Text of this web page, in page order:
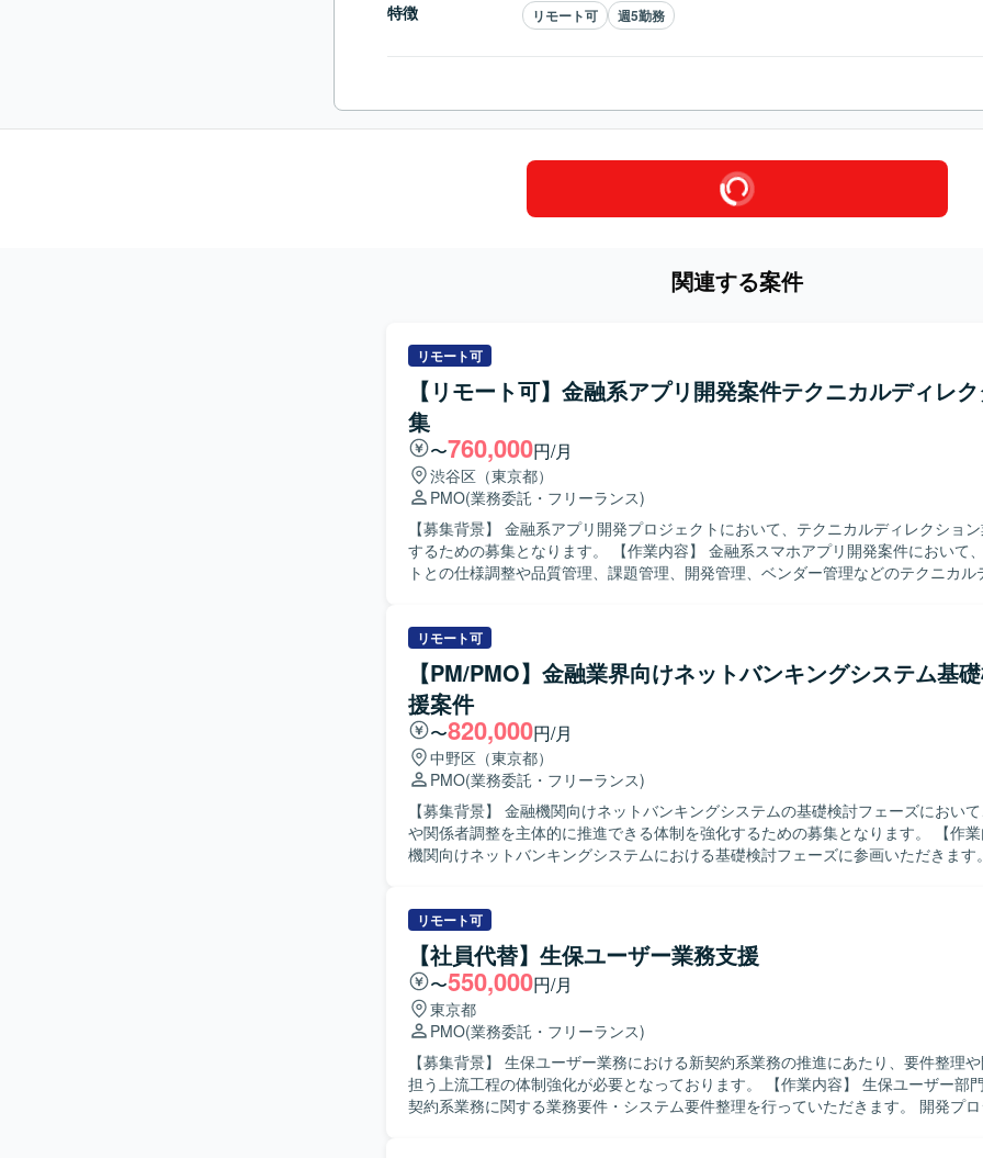
特徴 リモート可 週5勤務
関連する案件
リモート可
【リモート可】金融系アプリ開発案件テクニカルディレ
集
〜760,000円/月
渋谷区（東京都）
PMO(業務委託・フリーランス)
【募集背景】 金融系アプリ開発プロジェクトにおいて、テクニカルディレクショ
するための募集となります。 【作業内容】 金融系スマホアプリ開発案件において、クライアン
トとの仕様調整や品質管理、課題管理、開発管理、ベンダー管理などのテクニカル
ミュニケーションを取りながら、複数の関係者を巻き込みプロジェクトを推進でき
ています。スマホアプリ開発の工程やリリースフローへの理解があり、課題発見か
主体的に動ける方が望ましいです。 【ポジションの魅力】 金融系という高い品質が求められる
領域で、スマホアプリ開発プロジェクトの上流工程から関わることができます。テ
ィレクターとして、仕様調整からベンダーコントロールまで一貫して携わることで
ントおよびテクニカル両面の経験を積むことができます。 【開発環境】 金融系スマホアプリ開
発プロジェクトにおける開発標準やドキュメント整備が行われている環境となりま
リモート可
【PM/PMO】金融業界向けネットバンキングシステム基
援案件
〜820,000円/月
中野区（東京都）
PMO(業務委託・フリーランス)
【募集背景】 金融機関向けネットバンキングシステムの基礎検討フェーズにおい
や関係者調整を主体的に推進できる体制を強化するための募集となります。 【作業内容】 金融
機関向けネットバンキングシステムにおける基礎検討フェーズに参画いただきます
部署との合意形成支援など、上流工程全般をリードしていただきます。 【求める人物像】 関係
者と円滑にコミュニケーションを取りながら、主体的に検討をリードしていただけ
ております。金融業界の業務知見を活かしつつ、論点整理や資料作成を通じて、構
を捉えられる方が望ましいです。また、自立して業務を推進しつつ、チームメンバ
クホルダーと協調してプロジェクトを前進させられる方を歓迎いたします。 【ポジションの魅
力】 金融業界向けの大規模システムにおいて、基礎検討から携わることができ、
要件整理や企画検討の経験を深めていただけます。業務遂行責任者として裁量を持
とができるため、PM／PMOや上流工程のスキルをさらに強化したい方にとって、
上も大きな経験となるポジションです。 【開発環境】 本案件は主に基礎検討および要件整理フ
ェーズの業務となるため、特定の技術スタックよりも業務知見と上流工程スキルが
リモート可
【社員代替】生保ユーザー業務支援
〜550,000円/月
東京都
PMO(業務委託・フリーランス)
【募集背景】 生保ユーザー業務における新契約系業務の推進にあたり、要件整理
担う上流工程の体制強化が必要となっております。 【作業内容】 生保ユーザー部門の立場で新
契約系業務に関する業務要件・システム要件整理を行っていただきます。 開発プ